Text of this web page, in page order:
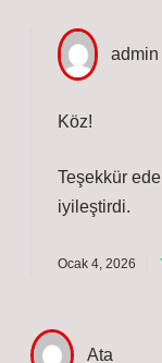
Köz!
Teşekkür
iyileştirdi.
Ocak 4, 2026